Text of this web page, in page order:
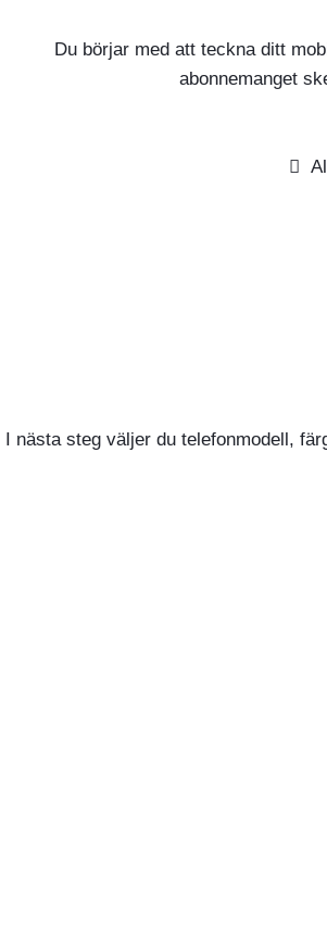
Du börjar med att teckna ditt
abonnemanget
I nästa steg väljer du telefonmodell,